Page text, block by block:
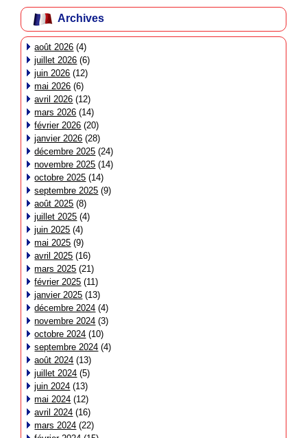
Archives
août 2026 (4)
juillet 2026 (6)
juin 2026 (12)
mai 2026 (6)
avril 2026 (12)
mars 2026 (14)
février 2026 (20)
janvier 2026 (28)
décembre 2025 (24)
novembre 2025 (14)
octobre 2025 (14)
septembre 2025 (9)
août 2025 (8)
juillet 2025 (4)
juin 2025 (4)
mai 2025 (9)
avril 2025 (16)
mars 2025 (21)
février 2025 (11)
janvier 2025 (13)
décembre 2024 (4)
novembre 2024 (3)
octobre 2024 (10)
septembre 2024 (4)
août 2024 (13)
juillet 2024 (5)
juin 2024 (13)
mai 2024 (12)
avril 2024 (16)
mars 2024 (22)